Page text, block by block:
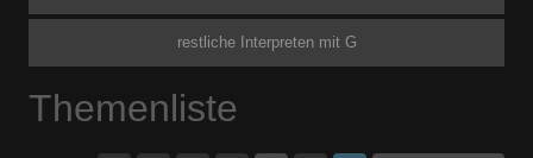
restliche Interpreten mit G
Themenliste